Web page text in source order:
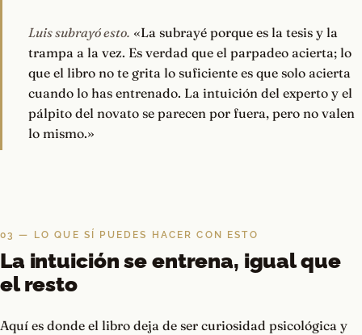
Luis subrayó esto. «La subrayé porque es la tesis y la
trampa a la vez. Es verdad que el parpadeo acierta; lo
que el libro no te grita lo suficiente es que solo acierta
cuando lo has entrenado. La intuición del experto y el
pálpito del novato se parecen por fuera, pero no valen
lo mismo.»
03 — LO QUE SÍ PUEDES HACER CON ESTO
La intuición se entrena, igual que
el resto
Aquí es donde el libro deja de ser curiosidad psicológica y